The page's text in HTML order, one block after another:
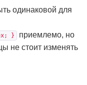
одинаковой для
}
приемлемо, но
не стоит изменять